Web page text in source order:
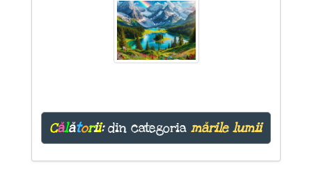
Călătorii:din categoriamările lumii